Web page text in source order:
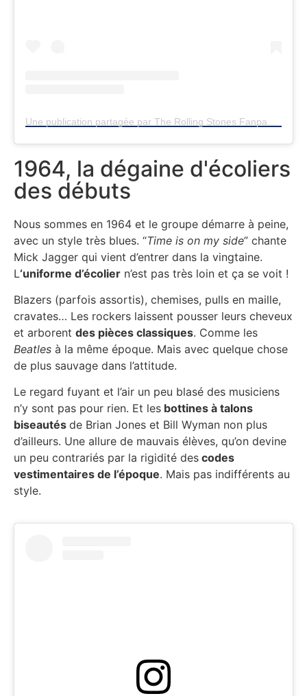
1964, la dégaine d'écoliers
des débuts
Nous sommes en 1964 et le groupe démarre à peine,
avec un style très blues. “Time is on my side” chante
Mick Jagger qui vient d’entrer dans la vingtaine.
L‘uniforme d’écolier n’est pas très loin et ça se voit !
Blazers (parfois assortis), chemises, pulls en maille,
cravates… Les rockers laissent pousser leurs cheveux
et arborent des pièces classiques. Comme les
Beatles à la même époque. Mais avec quelque chose
de plus sauvage dans l’attitude.
Le regard fuyant et l’air un peu blasé des musiciens
n’y sont pas pour rien. Et les bottines à talons
biseautés de Brian Jones et Bill Wyman non plus
d’ailleurs. Une allure de mauvais élèves, qu’on devine
un peu contrariés par la rigidité des codes
vestimentaires de l’époque. Mais pas indifférents au
style.